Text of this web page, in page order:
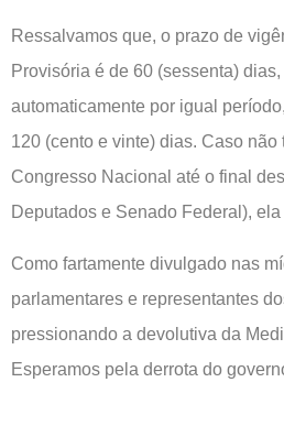
Ressalvamos que, o prazo de
Provisória é de 60 (sessenta)
automaticamente por igual
120 (cento e vinte) dias. Caso
Congresso Nacional até o final
Deputados e Senado Federal),
Como fartamente divulgado nas
parlamentares e representantes
pressionando a devolutiva da
Esperamos pela derrota do